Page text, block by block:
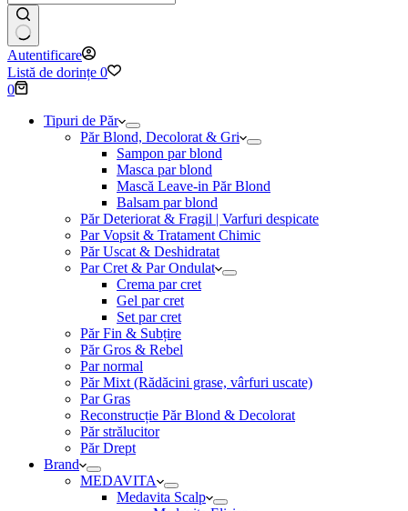
Niciun
rezultat
Autentificare
Listă de dorințe 0
Coș
cumpărături
0
Tipuri de Păr
Păr Blond, Decolorat & Gri
Sampon par blond
Masca par blond
Mască Leave-in Păr Blond
Balsam par blond
Păr Deteriorat & Fragil | Varfuri despicate
Par Vopsit & Tratament Chimic
Păr Uscat & Deshidratat
Par Cret & Par Ondulat
Crema par cret
Gel par cret
Set par cret
Păr Fin & Subțire
Păr Gros & Rebel
Par normal
Păr Mixt (Rădăcini grase, vârfuri uscate)
Par Gras
Reconstrucție Păr Blond & Decolorat
Păr strălucitor
Păr Drept
Brand
MEDAVITA
Medavita Scalp